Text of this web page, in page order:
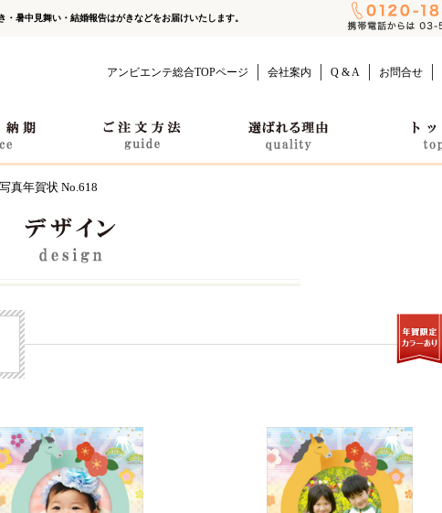
暑中見舞い・結婚報告はがきなどをお届けいたします。
アンビエンテ総合TOPページ 会社案内 Q & A お問合せ
真年賀状 No.618